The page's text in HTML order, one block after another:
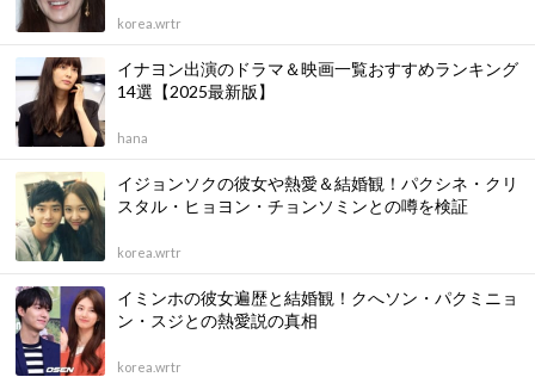
korea.wrtr
イナヨン出演のドラマ＆映画一覧おすすめランキング
14選【2025最新版】
hana
イジョンソクの彼女や熱愛＆結婚観！パクシネ・クリ
スタル・ヒョヨン・チョンソミンとの噂を検証
korea.wrtr
イミンホの彼女遍歴と結婚観！クへソン・パクミニョ
ン・スジとの熱愛説の真相
korea.wrtr